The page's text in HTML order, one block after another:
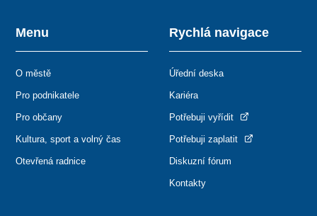
Menu
O městě
Pro podnikatele
Pro občany
Kultura, sport a volný čas
Otevřená radnice
Rychlá navigace
Úřední deska
Kariéra
Potřebuji vyřídit
Potřebuji zaplatit
Diskuzní fórum
Kontakty